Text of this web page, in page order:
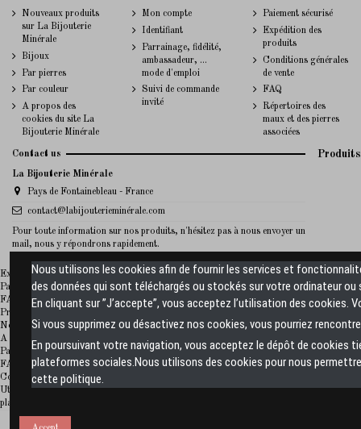
Nouveaux produits
sur La Bijouterie
Minérale
Bijoux
Par pierres
Par couleur
A propos des
cookies du site La
Bijouterie Minérale
Mon compte
Identifiant
Parrainage, fidélité,
ambassadeur, ...
mode d'emploi
Suivi de commande
invité
Paiement sécurisé
Expédition des
produits
Conditions générales
de vente
FAQ
Répertoires des
maux et des pierres
associées
Contact us
La Bijouterie Minérale
Pays de Fontainebleau - France
contact@labijouterieminérale.com
Pour toute information sur nos produits, n'hésitez pas à nous envoyer un
mail, nous y répondrons rapidement.
Produits
Expédition des produits
Paiement sécurisé
FAQ
Promotions
Nouveaux produits sur La Bijouterie Minérale
La Bijouterie Minerale
A propos de La Bijouterie Minérale
Paiement sécurisé
FAQ
Conditions générales de vente
Utiliser ce formulaire pour nous contacter
plan-site
Nous utilisons les cookies afin de fournir les services et
des données qui sont téléchargés ou stockés sur votre ordinateur ou
En cliquant sur ”J’accepte”, vous acceptez l’utilisation des cookies.
Si vous supprimez ou désactivez nos cookies, vous pourriez
En poursuivant votre navigation, vous acceptez le dépôt de cookies
plateformes sociales.Nous utilisons des cookies pour nous
cette politique.